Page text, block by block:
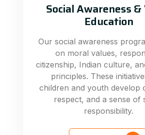
Social Awareness &
Education
Our social awareness
on moral values,
citizenship, Indian culture,
principles. These
children and youth develop
respect, and a sense of
responsibility.